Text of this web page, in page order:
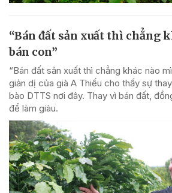
“Bán đất sản xuất thì chẳng
bán con”
“Bán đất sản xuất thì chẳng khác nào
giản dị của già A Thiếu cho thấy sự
bào DTTS nơi đây. Thay vì bán đất,
để làm giàu.